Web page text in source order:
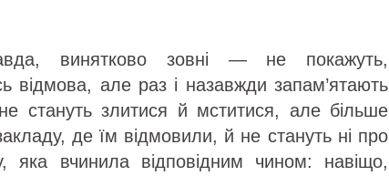
винятково зовні — не покажуть,
відмова, але раз і назавжди запам’ятають
стануть злитися й мститися, але більше
де їм відмовили, й не стануть ні про
яка вчинила відповідним чином: навіщо,